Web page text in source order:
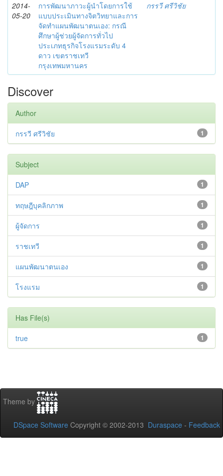
2014-
05-20
การพัฒนาภาวะผู้นำโดยการใช้
แบบประเมินทางจิตวิทยาและการ
จัดทำแผนพัฒนาตนเอง: กรณี
ศึกษาผู้ช่วยผู้จัดการทั่วไป
ประเภทธุรกิจโรงแรมระดับ 4
ดาว เขตราชเทวี
กรุงเทพมหานคร
กรรวี ศรีวิชัย
Discover
Author
1
กรรวี ศรีวิชัย
Subject
1
DAP
1
ทฤษฎีบุคลิกภาพ
1
ผู้จัดการ
1
ราชเทวี
1
แผนพัฒนาตนเอง
1
โรงแรม
Has File(s)
1
true
Theme by
DSpace Software Copyright © 2002-2013 Duraspace - Feedback